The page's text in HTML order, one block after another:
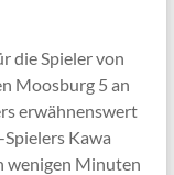
die Spieler von
Moosburg 5 an
erwähnenswert
Kawa
wenigen Minuten